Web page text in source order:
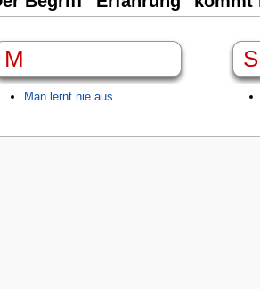
M
Man lernt nie aus
S